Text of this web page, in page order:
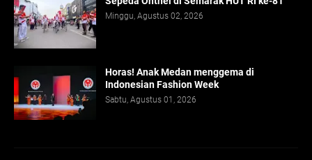
Minggu, Agustus 02, 2026
Horas! Anak Medan menggema di
Indonesian Fashion Week
Sabtu, Agustus 01, 2026